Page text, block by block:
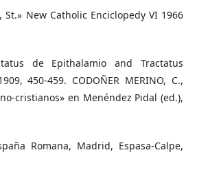
New Catholic Enciclopedy VI 1966
de Epithalamio and Tractatus
450-459. CODOÑER MERINO, C.,
cristianos» en Menéndez Pidal (ed.),
Romana, Madrid, Espasa-Calpe,